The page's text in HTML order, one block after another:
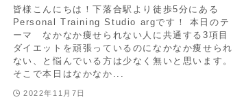
皆様こんにちは！下落合駅より徒歩5分にある
Personal Training Studio argです！ 本日のテ
ーマ なかなか痩せられない人に共通する3項目
ダイエットを頑張っているのになかなか痩せられ
ない、と悩んでいる方は少なく無いと思います。
そこで本日はなかなか...
2022年11月7日